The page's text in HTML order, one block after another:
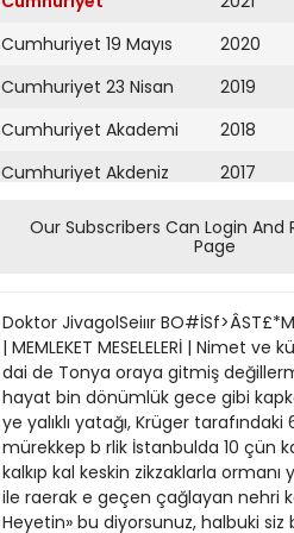
Cumhuriyet 19 Mayıs
Cumhuriyet 23 Nisan
Cumhuriyet Akademi
Cumhuriyet Akdeniz
Cumhuriyet Alışveriş
Cumhuriyet Ankara
Cumhuriyet Büyük
Taaruz
Cumhuriyet
Cumartesi
Cumhuriyet Çevre
2020
2019
2018
2017
2016
2015
2013
2012
2011
2010
2009
Our Subscribers Can Login And
Page
Doktor JivagolSeiıır BO#İSf>ÂST£*MAK 29 KE.NAN K.AN 4 Kasun 1958 îyiteşen hasta =tıabçrieri Amerikan donanması limanımızda fSABAH | MEMLEKET MESELELERİ | Nimet ve külfet c «Buna karşdık bütün jaman bo kino'da büyümüştü. Ne Yura, n« yur.ca hayat, hep tek ve aynı, dai de Tonya oraya gitmiş değillerma anlaşılmaz bir şekilde hüviye di; fakat onu dinlerken Yura, o bcj tini muhafaza edebilmiş olan hayat bin dönümlük gece gibi kapkara, kâinatı doldurmuş ve her an sayj nühız edilemez bâkir ormanı, kaSiz terkibler, istihaleler halinde ye yalıklı yatağı, Krüger tarafındaki 6 ncı filoya :bağh 8 gemiden nilenmektedir. Siz öldükten sonra dik yarlarüe. bıçak darbeieri gibi mürekkep b rlik İstanbulda 10 çün kalacak Meclisin tatil dcvresinde »alâhiyet•ı. çok yerinde bir hareket ola.aktu tekrar diriierek ayağa kalkıp kal keskin zikzaklarla ormanı yanp YAZAN ii kimselerin beyanlarına göre. Minl Bundan başka Milll Korunma Kakamıyacağınızı endişe ile raerak e geçen çağlayan nehri kolaylıkla Ameıika Birleşik Devletierinin Ak Korunma Kanununun ycniden gozden nunu, Icra Vekilleri Heyetin» bu diyorsunuz, halbuki siz bumı çok göz'erinin önüne getirebiliyordu denizde vazifeli 6. füosuna bağlı, 8. grçirileceğini gazete havadisleri me"kanunda gösterilen şekil ve Şartlar Hayatlarında ilk defa Yura'ya da transport Skadronu kumandanı al yanında okumustuk. Eger boyle bir tan yapmış bulunuyorsunuz... Doğdaire«inde »alâhıyetler vermektedir. düşünce mevcut ise. Büyük Mill&t Bu demektir ki, tcra Vekilleri Çeduğunuz ânda ölüm yatağından Tonya'ya da gece elbiseleri yapıl bay C. L. Werts kumandasında, 8 Meclısinın atılmış olduğu şu günyeti, bu kanunun gösterdigi t*kil v« kalkmıstımz, fakat bunun farkında makta idi. Yura'yabir smokin, Ton geıriden. müteşekkil bir brUik, 13 lerde bu mrvzuu. kısaca da olsa, kıam! teferberllk'te gormektedlr. U »artlar dairesinde. kanun vazunın maktddır. Birinci madde: değildiniz. Ölürken' acı duya ya'ya da sadece boynu hafifçe açık, kasım tarıhine kadar kaimak üzere ele almak faydalı olacaktır. «Fevkalâdt hallerde devletin bun muml veya kısmt «eferberlik bahls yerine geçecek, kanunda mevsu hucak mısınız? Nesçler tefessühlerinl setenden bir gece tuvaleti ısmar limanunızji gelmiştir. Yalnız tetkıkimiz, kanunun umuml [yesıni iktisat ve millt müdafaa ba mevzuu olmadığı halde dahı, ikti kümleri yürOrlüğe koyarak, bu hüSancak gernisi »Polonya, bu »abah hatlanna lnhisar edecek. günlük ga I kımından takvıye maksadıle, tcra «adl blr takım güçlüklerin meydana